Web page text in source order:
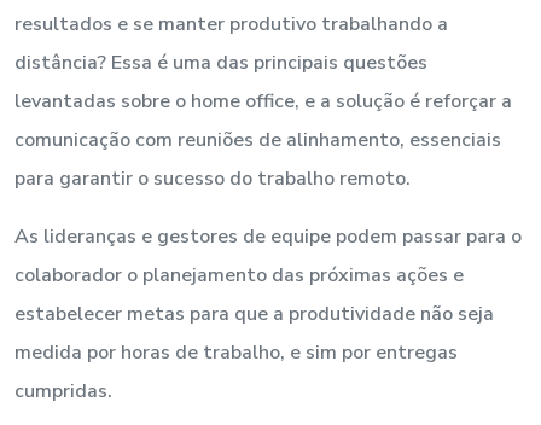
resultados e se manter produtivo trabalhando a
distância? Essa é uma das principais questões
levantadas sobre o home office, e a solução é reforçar a
comunicação com reuniões de alinhamento, essenciais
para garantir o sucesso do trabalho remoto.
As lideranças e gestores de equipe podem passar para o
colaborador o planejamento das próximas ações e
estabelecer metas para que a produtividade não seja
medida por horas de trabalho, e sim por entregas
cumpridas.